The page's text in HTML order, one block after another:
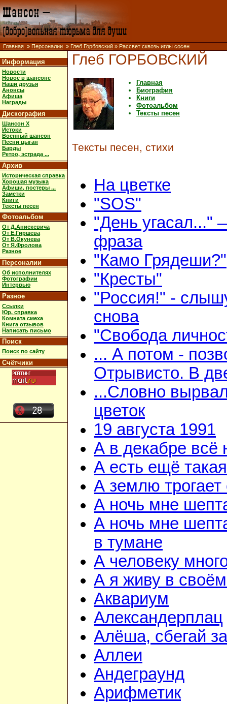
Главная » Персоналии » Глеб Горбовский » Рассвет сквозь иглы сосен
Информация
Новости
Новое в шансоне
Наши друзья
Анонсы
Афиша
Награды
Дискография
Шансон X
Истоки
Военный шансон
Песни цыган
Барды
Ретро, эстрада ...
Архив
Историческая справка
Хорошая музыка
Афиши, постеры ...
Заметки
Книги
Тексты песен
Фотоальбом
От Д.Анискевича
От Е.Гиршева
От В.Окунева
От Я.Фролова
Разное
Персоналии
Об исполнителях
Фотографии
Интервью
Разное
Ссылки
Юр. справка
Комната смеха
Книга отзывов
Написать письмо
Поиск
Поиск по сайту
Счётчики
Глеб ГОРБОВСКИЙ
Главная
Биография
Книги
Фотоальбом
Тексты песен
Тексты песен, стихи
На цветке
"SOS"
"День угасал..."
фраза
"Камо Грядеши?"
"Кресты"
"Россия!" -
снова
"Свобода
... А потом -
Отрывисто. В
...Словно
цветок
19 августа 1991
А в декабре
А есть ещё
А землю трогает
А ночь мне
А ночь мне
в тумане
А человеку
А я живу в своём
Аквариум
Александерплац
Алёша, сбегай
Аллеи
Андеграунд
Арифметик